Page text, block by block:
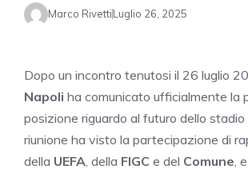
Marco RivettiLuglio 26, 2025
Dopo un incontro tenutosi il 26 luglio
Napoli ha comunicato ufficialmente la
posizione riguardo al futuro dello stadio
riunione ha visto la partecipazione di
della UEFA , della FIGC e del Comune ,